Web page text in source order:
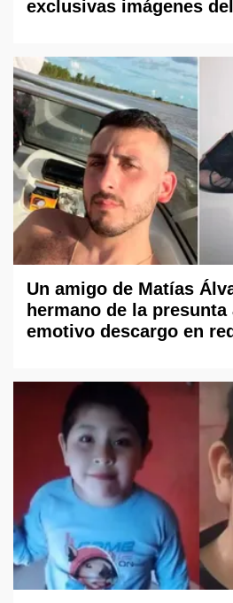
exclusivas imágenes
Un amigo de Matías
hermano de la presunta
emotivo descargo en